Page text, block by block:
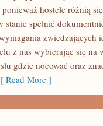
hostele różnią
stanie spełnić
zwiedzających
z nas wybierając się na
gdzie nocować oraz
[ Read More ]